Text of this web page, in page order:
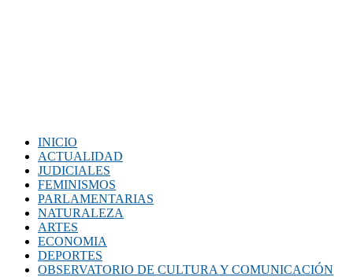
INICIO
ACTUALIDAD
JUDICIALES
FEMINISMOS
PARLAMENTARIAS
NATURALEZA
ARTES
ECONOMIA
DEPORTES
OBSERVATORIO DE CULTURA Y COMUNICACIÓN